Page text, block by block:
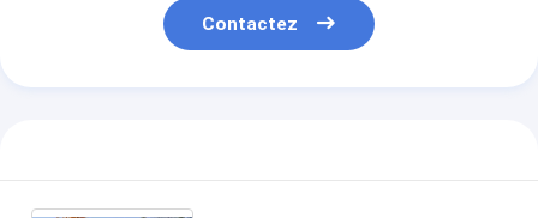
Contactez